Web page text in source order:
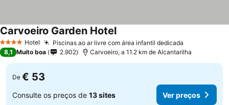
4 EstrelasHotel Piscinas ao ar livre com área infantil dedicada
Carvoeiro Garden HotelVer preços
8,1 Muito boa 2.902 Carvoeiro, a 11.2 km de Alcantarilha
De € 53
Consulte os preços de 13 sites Ver preços